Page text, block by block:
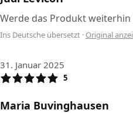
Werde das Produkt
Ins Deutsche übersetzt · Original
31. Januar 2025
5
Maria Buvinghausen